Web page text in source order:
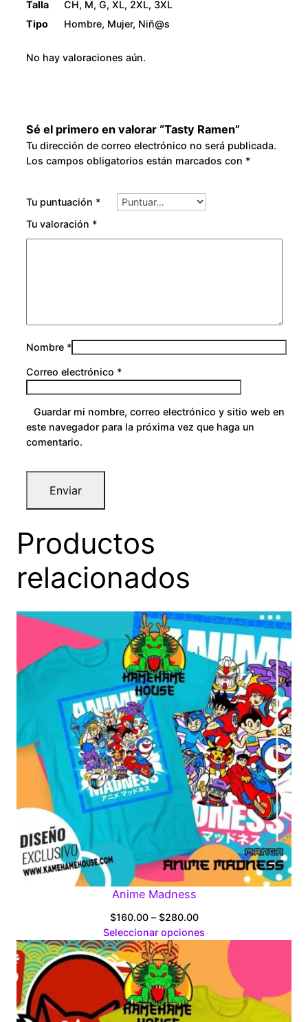
0
Talla
CH, M, G, XL, 2XL, 3XL
Tipo
Hombre, Mujer, Niñ@s
No hay valoraciones aún.
Sé el primero en valorar “Tasty Ramen”
Tu dirección de correo electrónico no será publicada.
Los campos obligatorios están marcados con *
Tu puntuación *
Tu valoración *
Nombre *
Correo electrónico *
Guardar mi nombre, correo electrónico y sitio web en
este navegador para la próxima vez que haga un
comentario.
Productos
relacionados
Anime Madness
$160.00 – $280.00Price
range:
$160.00
through
$280.00
Seleccionar opciones